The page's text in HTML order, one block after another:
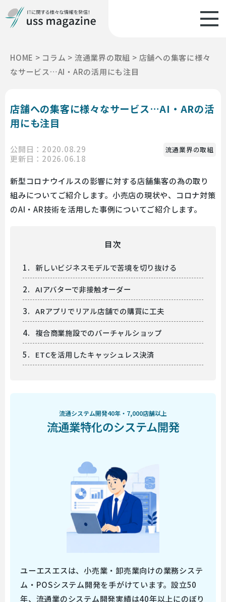
HOME > コラム > 流通業界の取組 > 店舗への集客に様々
なサービス…AI・ARの活用にも注目
店舗への集客に様々なサービス…AI・ARの活
用にも注目
公開日：2020.08.29
更新日：2026.06.18
流通業界の取組
新型コロナウイルスの影響に対する店舗集客の為の取り
組みについてご紹介します。小売店の現状や、コロナ対策
のAI・AR技術を活用した事例についてご紹介します。
目次
新しいビジネスモデルで苦境を切り抜ける
AIアバターで非接触オーダー
ARアプリでリアル店舗での購買に工夫
複合商業施設でのバーチャルショップ
ETCを活用したキャッシュレス決済
流通システム開発40年・7,000店舗以上
流通業特化のシステム開発
ユーエスエスは、小売業・卸売業向けの業務システ
ム・POSシステム開発を手がけています。設立50
年、流通業のシステム開発実績は40年以上にのぼり